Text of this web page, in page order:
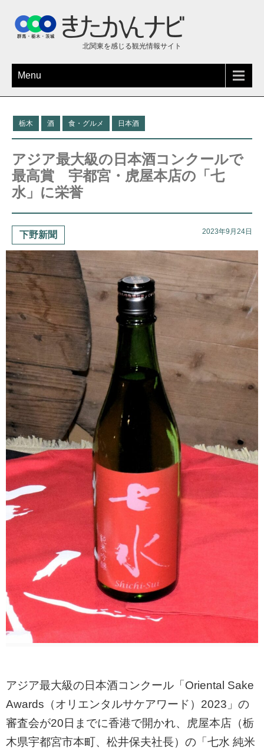
北関東を感じる観光情報サイト
Menu
栃木 酒 食・グルメ 日本酒
アジア最大級の日本酒コンクールで
最高賞 宇都宮・虎屋本店の「七
水」に栄誉
下野新聞 2023年9月24日
アジア最大級の日本酒コンクール「Oriental Sake
Awards（オリエンタルサケアワード）2023」の
審査会が20日までに香港で開かれ、虎屋本店（栃
木県宇都宮市本町、松井保夫社長）の「七水 純米